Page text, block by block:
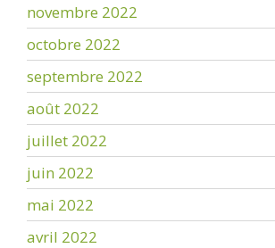
novembre 2022
octobre 2022
septembre 2022
août 2022
juillet 2022
juin 2022
mai 2022
avril 2022